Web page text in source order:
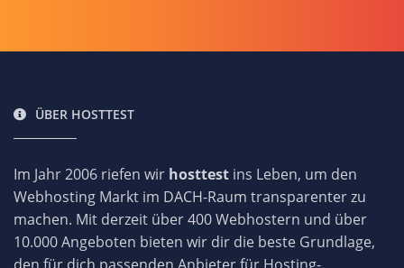
ÜBER HOSTTEST
Im Jahr 2006 riefen wir hosttest ins Leben, um den
Webhosting Markt im DACH-Raum transparenter zu
machen. Mit derzeit über 400 Webhostern und über
10.000 Angeboten bieten wir dir die beste Grundlage,